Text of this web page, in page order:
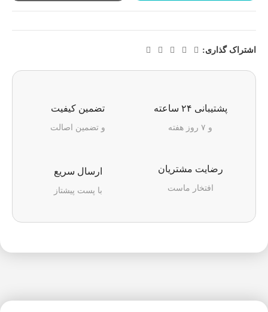
اشتراک گذاری:
پشتیبانی ۲۴ ساعته
و ۷ روز هفته
تضمین کیفیت
و تضمین اصالت
رضایت مشتریان
افتخار ماست
ارسال سریع
با پست پیشتاز